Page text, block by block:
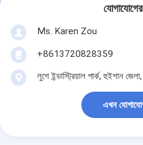
যোগাযোগের
Ms. Karen Zou
+8613720828359
লুশে ইন্ডাস্ট্রিয়াল পার্ক, হুইশান জেলা,
এখন